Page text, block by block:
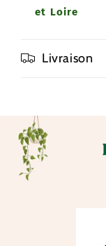
et Loire
Livraison